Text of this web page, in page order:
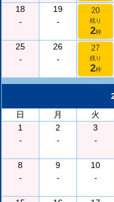
18
-
19
-
20
残り
2枠
25
-
26
-
27
残り
2枠
日
月 火
1
-
2
-
3
-
8
-
9
-
10
-